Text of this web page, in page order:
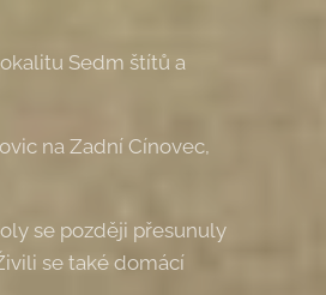
Sedm štítů a
na Zadní Cínovec,
se později přesunuly
se také domácí